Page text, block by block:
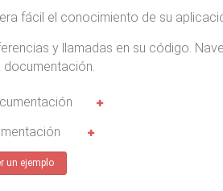
fácil el conocimiento de su
y llamadas en su código.
documentación.
un ejemplo